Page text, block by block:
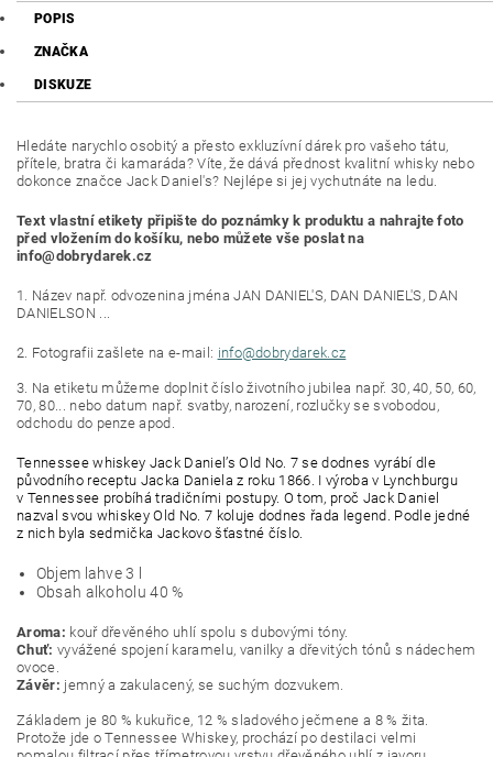
POPIS
ZNAČKA
DISKUZE
Hledáte narychlo osobitý a přesto exkluzívní dárek pro vašeho tátu,
přítele, bratra či kamaráda? Víte, že dává přednost kvalitní whisky nebo
dokonce značce Jack Daniel's? Nejlépe si jej vychutnáte na ledu.
Text vlastní etikety připište do poznámky k produktu a nahrajte foto
před vložením do košíku, nebo můžete vše poslat na
info@dobrydarek.cz
1. Název např. odvozenina jména JAN DANIEL'S, DAN DANIEL'S, DAN
DANIELSON ...
2. Fotografii zašlete na e-mail: info@dobrydarek.cz
3. Na etiketu můžeme doplnit číslo životního jubilea např. 30, 40, 50, 60,
70, 80... nebo datum např. svatby, narození, rozlučky se svobodou,
odchodu do penze apod.
Tennessee whiskey Jack Daniel’s Old No. 7 se dodnes vyrábí dle
původního receptu Jacka Daniela z roku 1866. I výroba v Lynchburgu
v Tennessee probíhá tradičními postupy. O tom, proč Jack Daniel
nazval svou whiskey Old No. 7 koluje dodnes řada legend. Podle jedné
z nich byla sedmička Jackovo šťastné číslo.
Objem lahve 3 l
Obsah alkoholu 40 %
Aroma: kouř dřevěného uhlí spolu s dubovými tóny.
Chuť: vyvážené spojení karamelu, vanilky a dřevitých tónů s nádechem
ovoce.
Závěr: jemný a zakulacený, se suchým dozvukem.
Základem je 80 % kukuřice, 12 % sladového ječmene a 8 % žita.
Protože jde o Tennessee Whiskey, prochází po destilaci velmi